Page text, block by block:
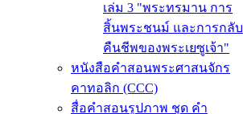
เล่ม 3 "พระทรมาน การ
สิ้นพระชนม์ และการกลับ
คืนชีพของพระเยซูเจ้า"
หนังสือคำสอนพระศาสนจักร
คาทอลิก (CCC)
สื่อคำสอนรูปภาพ ชุด คำ